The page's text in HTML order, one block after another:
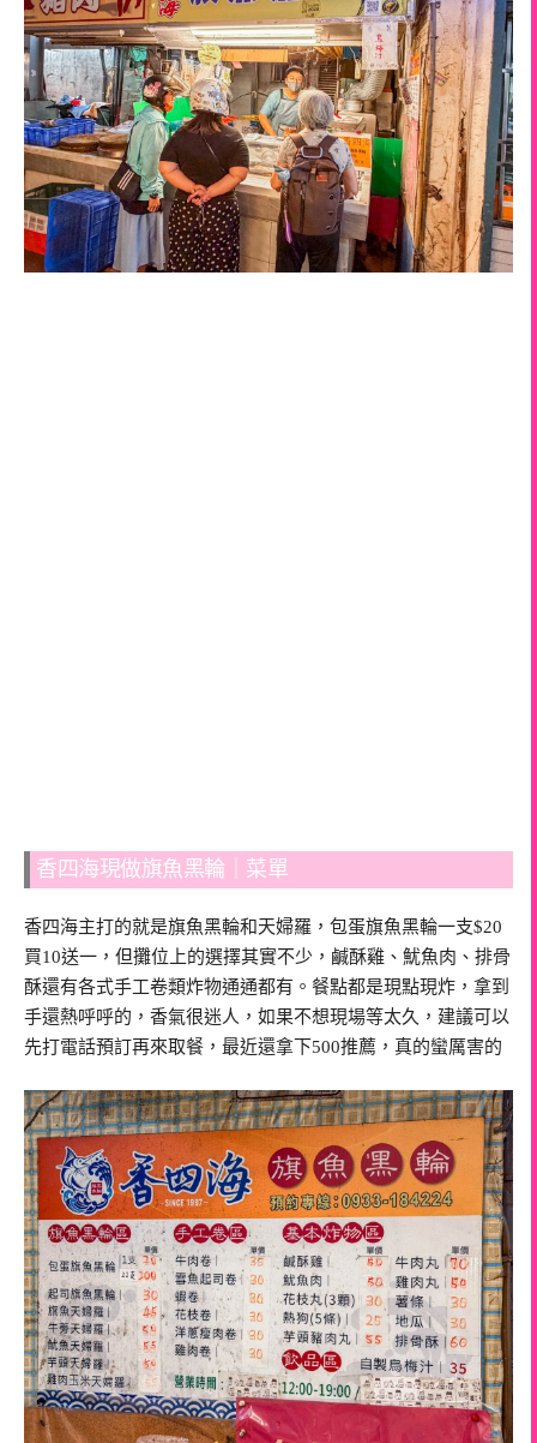
香四海現做旗魚黑輪｜菜單
香四海主打的就是旗魚黑輪和天婦羅，包蛋旗魚黑輪一支$20
買10送一，但攤位上的選擇其實不少，鹹酥雞、魷魚肉、排骨
酥還有各式手工卷類炸物通通都有。餐點都是現點現炸，拿到
手還熱呼呼的，香氣很迷人，如果不想現場等太久，建議可以
先打電話預訂再來取餐，最近還拿下500推薦，真的蠻厲害的